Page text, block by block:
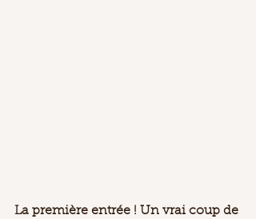
La première entrée ! Un vrai coup de